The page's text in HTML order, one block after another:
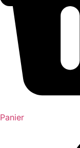
Panier